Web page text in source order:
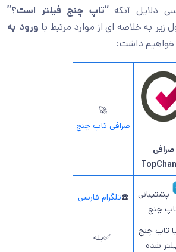
دلایل آنکه“تاپ چنج فیلتر است؟”
زیر به خلاصه ای از موارد مرتبط با ورود به
خواهیم داشت:
صرافی
🚀
صرافی تاپ چنج
پشتیبانی
چنج
☎️تلگرام فارسی
تاپ چنج
شده
✅بله